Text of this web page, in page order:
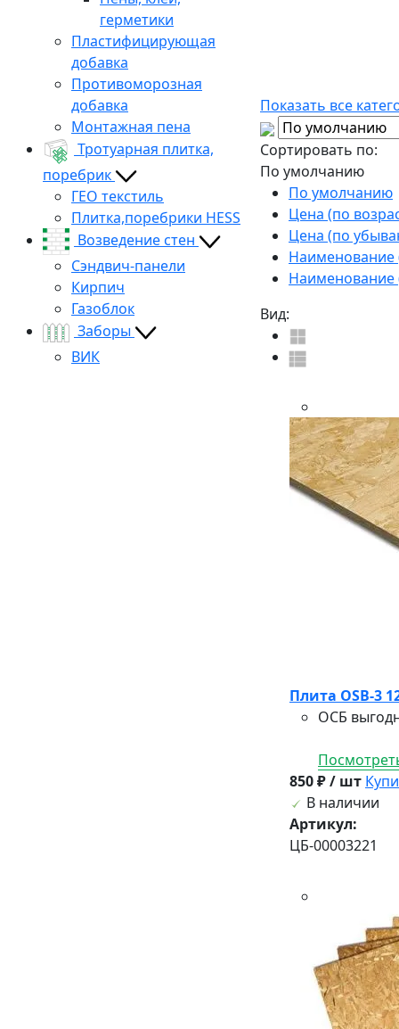
герметики
Пластифицирующая
добавка
Противоморозная
добавка
Монтажная пена
Тротуарная плитка,
поребрик
ГЕО текстиль
Плитка,поребрики HESS
Возведение стен
Сэндвич-панели
Кирпич
Газоблок
Заборы
ВИК
Показать все
Сортировать по:
По умолчанию
По умолчанию
Цена (по
Цена (по
Наименование
Наименование
Вид:
Плита OSB-3
ОСБ
850 ₽ / шт
В наличии
Артикул:
ЦБ-00003221